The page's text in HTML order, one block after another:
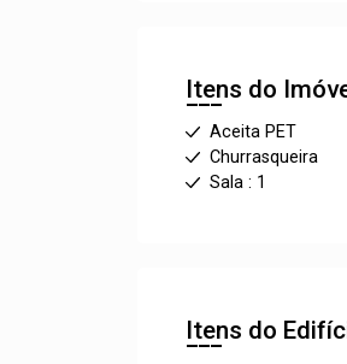
Itens do
Aceita PET
Churrasqueira
Sala : 1
Itens do